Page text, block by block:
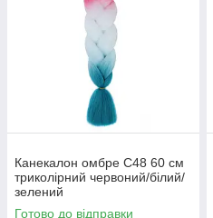
Канекалон омбре C48 60 см
триколірний червоний/білий/
зелений
Готово до відправки